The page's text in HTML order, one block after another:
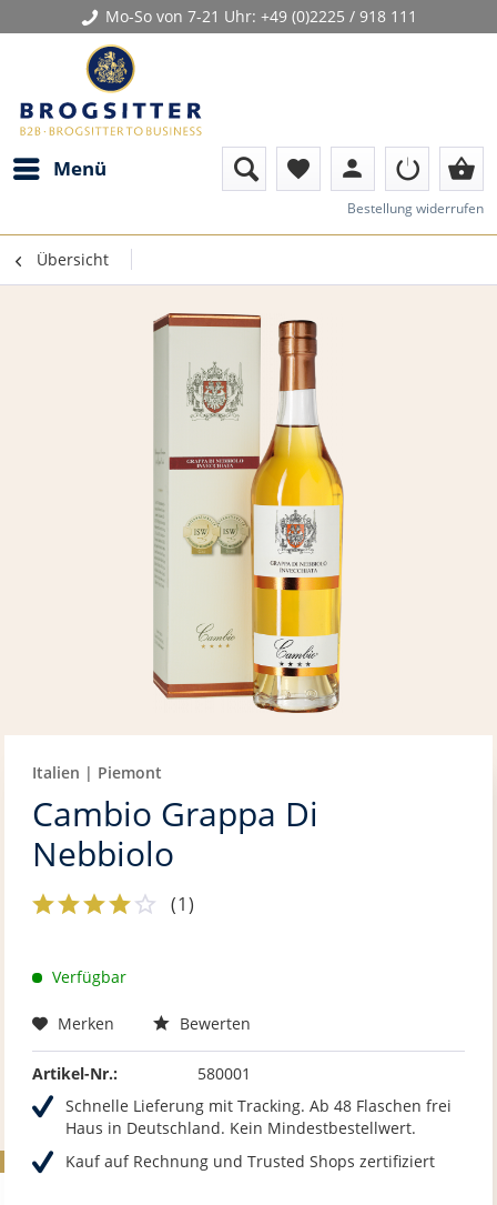
Mo-So von 7-21 Uhr: +49 (0)2225 / 918 111
Menü favorite person shopping_basket
Bestellung widerrufen
Übersicht
Italien | Piemont
Cambio Grappa Di
Nebbiolo
(1)
Verfügbar
Merken Bewerten
Artikel-Nr.:
580001
Schnelle Lieferung mit Tracking. Ab 48 Flaschen frei
Haus in Deutschland. Kein Mindestbestellwert.
Kauf auf Rechnung und Trusted Shops zertifiziert